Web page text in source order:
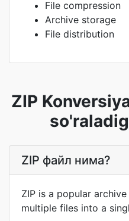
File compression
Archive storage
File distribution
ZIP
ZIP файл нима?
ZIP is a popular
multiple files into a